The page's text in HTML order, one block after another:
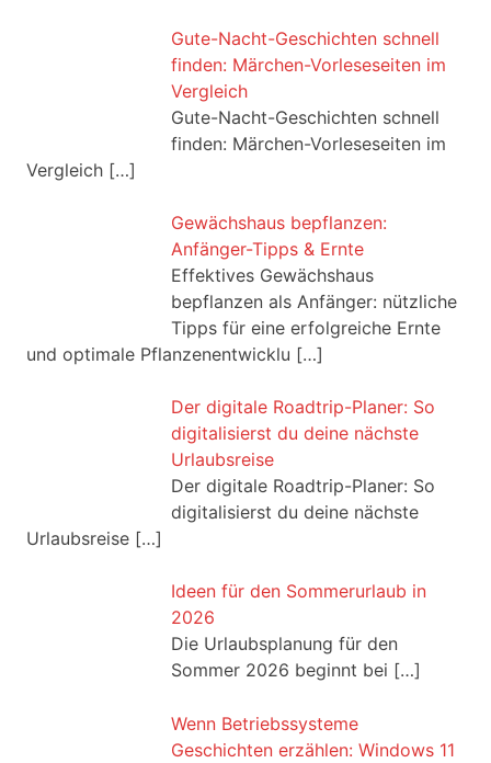
Gute-Nacht-Geschichten schnell
finden: Märchen-Vorleseseiten im
Vergleich
Gute-Nacht-Geschichten schnell
finden: Märchen-Vorleseseiten im
Vergleich […]
Gewächshaus bepflanzen:
Anfänger-Tipps & Ernte
Effektives Gewächshaus
bepflanzen als Anfänger: nützliche
Tipps für eine erfolgreiche Ernte
und optimale Pflanzenentwicklu […]
Der digitale Roadtrip-Planer: So
digitalisierst du deine nächste
Urlaubsreise
Der digitale Roadtrip-Planer: So
digitalisierst du deine nächste
Urlaubsreise […]
Ideen für den Sommerurlaub in
2026
Die Urlaubsplanung für den
Sommer 2026 beginnt bei […]
Wenn Betriebssysteme
Geschichten erzählen: Windows 11